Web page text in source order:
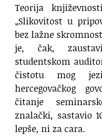
Teorija
„Slikovitost u
bez lažne
je, čak,
studentskom
čistotu mog
hercegovačkog
čitanje
znalački, sastavio
lepše, ni za cara.